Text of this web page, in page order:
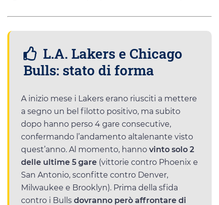
L.A. Lakers e Chicago
Bulls: stato di forma
A inizio mese i Lakers erano riusciti a mettere
a segno un bel filotto positivo, ma subito
dopo hanno perso 4 gare consecutive,
confermando l’andamento altalenante visto
quest’anno. Al momento, hanno vinto solo 2
delle ultime 5 gare (vittorie contro Phoenix e
San Antonio, sconfitte contro Denver,
Milwaukee e Brooklyn). Prima della sfida
contro i Bulls dovranno però affrontare di